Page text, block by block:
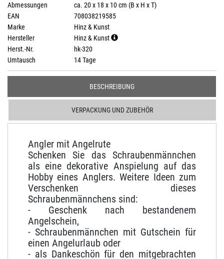
Abmessungen
ca. 20 x 18 x 10 cm (B x H x T)
EAN
708038219585
Marke
Hinz & Kunst
Hersteller
Hinz & Kunst
Herst.-Nr.
hk-320
Umtausch
14 Tage
BESCHREIBUNG
VERPACKUNG UND ZUBEHÖR
Angler mit Angelrute
Schenken Sie das Schraubenmännchen
als eine dekorative Anspielung auf das
Hobby eines Anglers.Weitere Ideen zum
Verschenken dieses
Schraubenmännchens sind:
- Geschenk nach bestandenem
Angelschein,
- Schraubenmännchen mit Gutschein für
einen Angelurlaub oder
- als Dankeschön für den mitgebrachten